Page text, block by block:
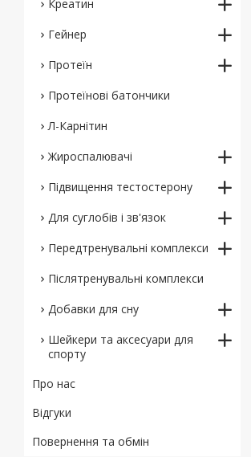
Креатин
Гейнер
Протеїн
Протеїнові батончики
Л-Карнітин
Жироспалювачі
Підвищення тестостерону
Для суглобів і зв'язок
Передтренувальні комплекси
Післятренувальні комплекси
Добавки для сну
Шейкери та аксесуари для
спорту
Про нас
Відгуки
Повернення та обмін